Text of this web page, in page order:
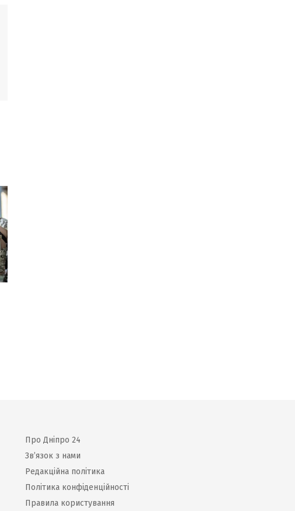
Про Дніпро 24
Зв’язок з нами
Редакційна політика
Політика конфіденційності
Правила користування